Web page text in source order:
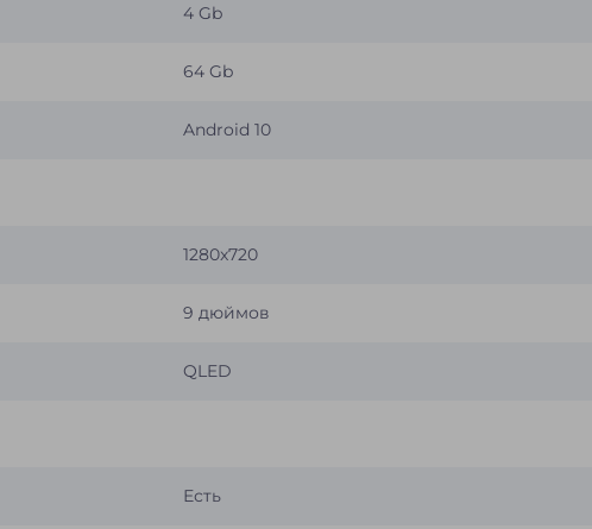
4 Gb
64 Gb
Android 10
1280x720
9 дюймов
QLED
Есть